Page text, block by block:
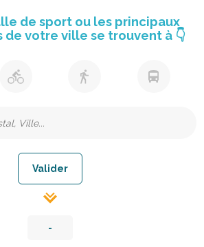
de sport ou les principaux
de votre ville se trouvent à 👇
-